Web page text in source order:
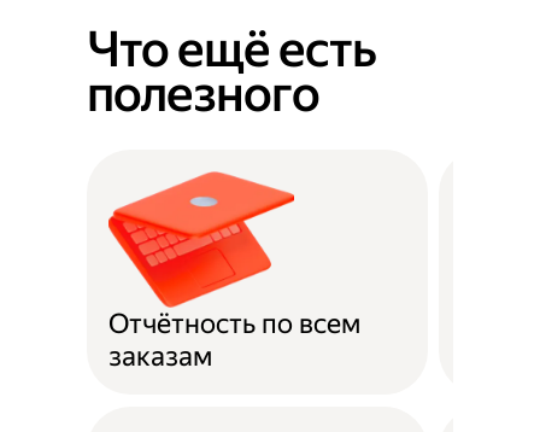
Что ещё есть
полезного
Отчётность по всем
заказам